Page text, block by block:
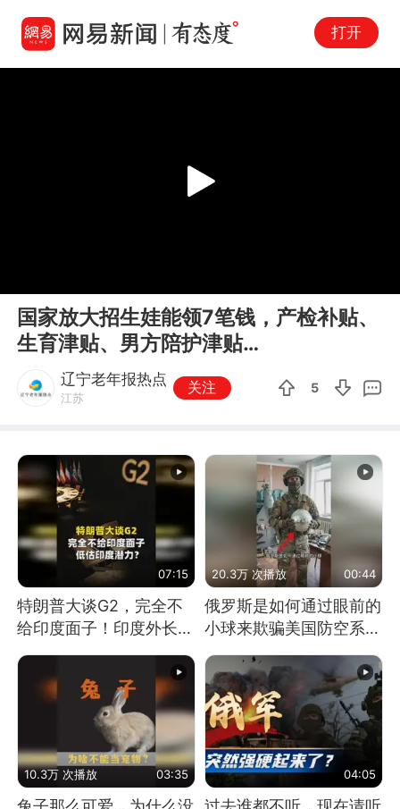
打开
Play
国家放大招生娃能领7笔钱，产检补贴、
生育津贴、男方陪护津贴…
辽宁老年报热点
江苏
关注 5
07:15
特朗普大谈G2，完全不
给印度面子！印度外长：
低估印度潜力
20.3万 次播放 00:44
俄罗斯是如何通过眼前的
小球来欺骗美国防空系统
的
10.3万 次播放 03:35 04:05